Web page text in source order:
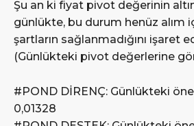
Şu an ki fiyat pivot değerinin
günlükte, bu durum henüz alım
şartların sağlanmadığını işaret
(Günlükteki pivot değerlerine
#POND DİRENÇ: Günlükteki
0,01328